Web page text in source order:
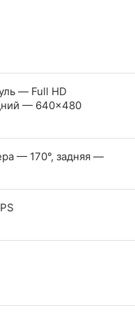
— Full HD
— 640×480
— 170°, задняя —